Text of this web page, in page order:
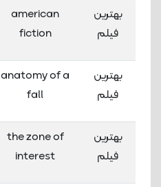
بهترین
فیلم
american
fiction
بهترین
فیلم
anatomy of a
fall
بهترین
فیلم
the zone of
interest